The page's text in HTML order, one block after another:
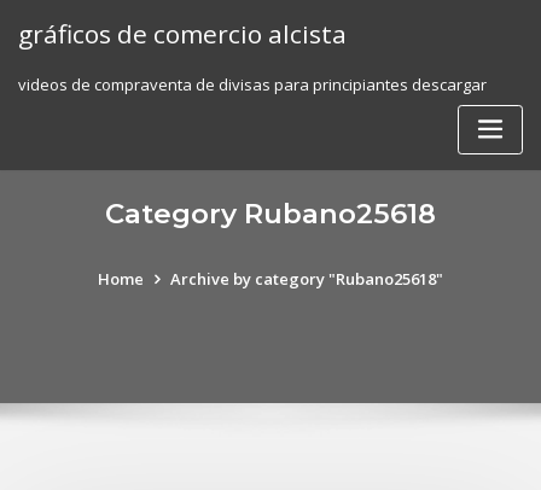
gráficos de comercio alcista
videos de compraventa de divisas para principiantes descargar
Category Rubano25618
Home Archive by category "Rubano25618"